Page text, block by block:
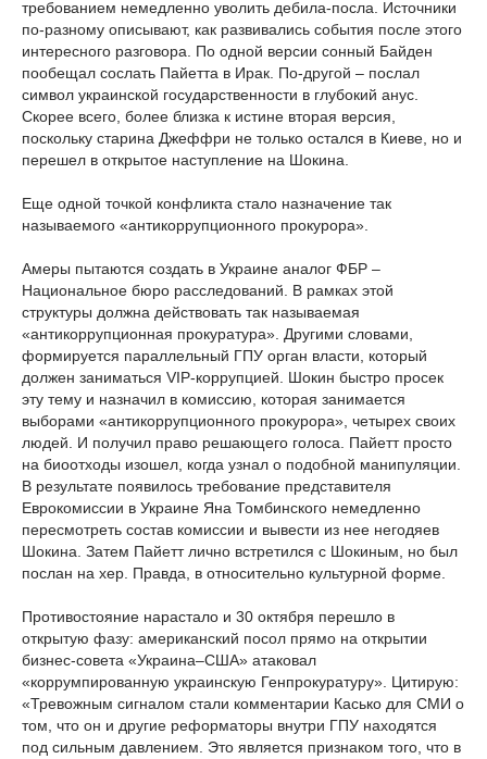
требованием немедленно уволить дебила-посла. Источники
по-разному описывают, как развивались события после этого
интересного разговора. По одной версии сонный Байден
пообещал сослать Пайетта в Ирак. По-другой – послал
символ украинской государственности в глубокий анус.
Скорее всего, более близка к истине вторая версия,
поскольку старина Джеффри не только остался в Киеве, но и
перешел в открытое наступление на Шокина.
Еще одной точкой конфликта стало назначение так
называемого «антикоррупционного прокурора».
Амеры пытаются создать в Украине аналог ФБР –
Национальное бюро расследований. В рамках этой
структуры должна действовать так называемая
«антикоррупционная прокуратура». Другими словами,
формируется параллельный ГПУ орган власти, который
должен заниматься VIP-коррупцией. Шокин быстро просек
эту тему и назначил в комиссию, которая занимается
выборами «антикоррупционного прокурора», четырех своих
людей. И получил право решающего голоса. Пайетт просто
на биоотходы изошел, когда узнал о подобной манипуляции.
В результате появилось требование представителя
Еврокомиссии в Украине Яна Томбинского немедленно
пересмотреть состав комиссии и вывести из нее негодяев
Шокина. Затем Пайетт лично встретился с Шокиным, но был
послан на хер. Правда, в относительно культурной форме.
Противостояние нарастало и 30 октября перешло в
открытую фазу: американский посол прямо на открытии
бизнес-совета «Украина–США» атаковал
«коррумпированную украинскую Генпрокуратуру». Цитирую:
«Тревожным сигналом стали комментарии Касько для СМИ о
том, что он и другие реформаторы внутри ГПУ находятся
под сильным давлением. Это является признаком того, что в